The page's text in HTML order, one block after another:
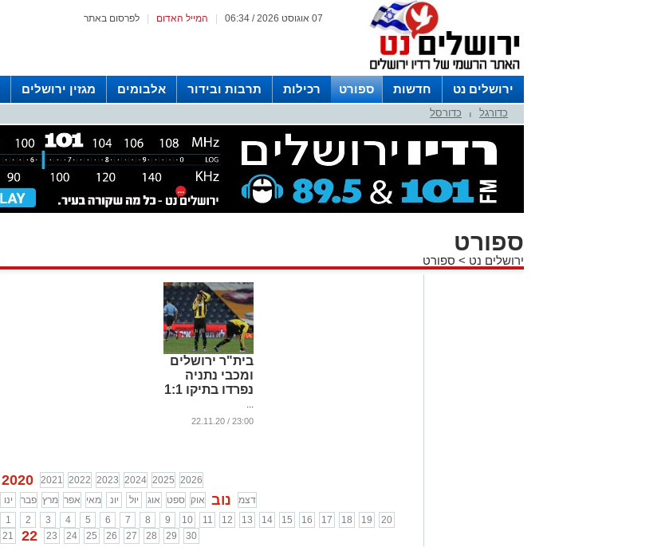
לפרסום באתר המייל האדום 07 אוגוסט 2026 / 06:34
ירושלים נט חדשות ספורט רכילות תרבות ובידור אלבומים מגזין ירושלים
לפרסום ברדיו צרו קשר
כדורגל כדורסל
ספורט
ירושלים נט > ספורט
בית"ר ירושלים
ומכבי נתניה
נפרדו בתיקו 1:1
...
23:00 / 22.11.20
2020 2021 2022 2023 2024 2025 2026
ינו
פבר מרץ אפר מאי יונ יול אוג ספט אוק נוב
דצמ
1
2 3 4 5 6 7 8 9 10 11 12 13 14 15 16 17 18 19
20
21
22 23 24 25 26 27 28 29 30